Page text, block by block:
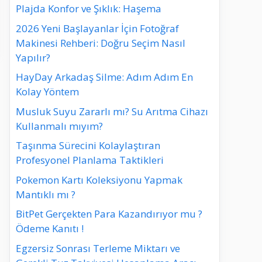
Plajda Konfor ve Şıklık: Haşema
2026 Yeni Başlayanlar İçin Fotoğraf
Makinesi Rehberi: Doğru Seçim Nasıl
Yapılır?
HayDay Arkadaş Silme: Adım Adım En
Kolay Yöntem
Musluk Suyu Zararlı mı? Su Arıtma Cihazı
Kullanmalı mıyım?
Taşınma Sürecini Kolaylaştıran
Profesyonel Planlama Taktikleri
Pokemon Kartı Koleksiyonu Yapmak
Mantıklı mı ?
BitPet Gerçekten Para Kazandırıyor mu ?
Ödeme Kanıtı !
Egzersiz Sonrası Terleme Miktarı ve